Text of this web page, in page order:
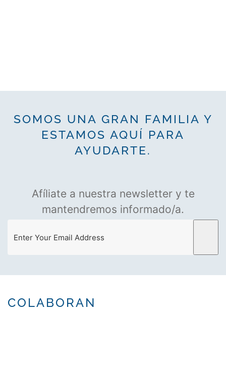
SOMOS UNA GRAN FAMILIA Y
ESTAMOS AQUÍ PARA
AYUDARTE.
Afíliate a nuestra newsletter y te
mantendremos informado/a.
COLABORAN